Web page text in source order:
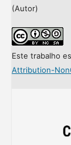
(Autor)
Este trabalho
Attribution-